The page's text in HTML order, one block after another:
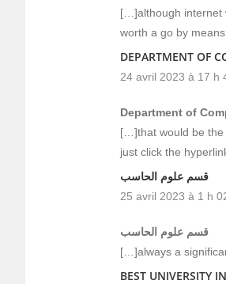
[…]although internet
worth a go by
DEPARTMENT OF
24 avril 2023 à 17 h
Department of
[…]that would be the
just click the
قسم علوم الحاسب
25 avril 2023 à 1 h
قسم علوم الحاسب
[…]always a
BEST UNIVERSITY